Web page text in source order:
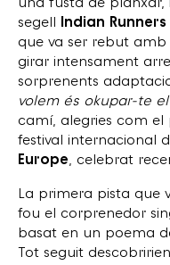
una fusta de planxar,
segell
Indian Runners
que va ser rebut
girar intensament
sorprenents
volem és okupar-te
camí, alegries com
festival internacional
Europe, celebrat
La primera pista que
fou el corprenedor
basat en un poema
Tot seguit descobririen